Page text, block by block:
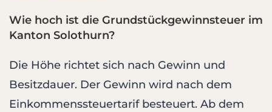
Wie hoch ist die Grundstückgewinnsteuer im
Kanton Solothurn?
Die Höhe richtet sich nach Gewinn und
Besitzdauer. Der Gewinn wird nach dem
Einkommenssteuertarif besteuert. Ab dem